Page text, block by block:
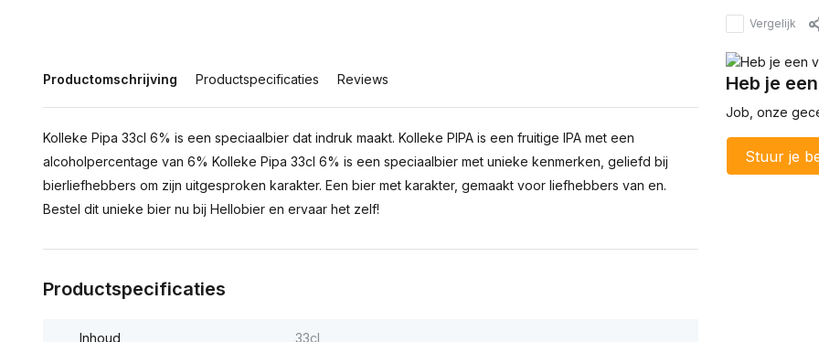
Productomschrijving Productspecificaties Reviews
Kolleke Pipa 33cl 6% is een speciaalbier dat indruk maakt. Kolleke PIPA is een fruitige IPA met een
alcoholpercentage van 6% Kolleke Pipa 33cl 6% is een speciaalbier met unieke kenmerken, geliefd bij
bierliefhebbers om zijn uitgesproken karakter. Een bier met karakter, gemaakt voor liefhebbers van en.
Bestel dit unieke bier nu bij Hellobier en ervaar het zelf!
Productspecificaties
Inhoud 33cl
Vergelijk
Heb je
Job, onze
Stuur je